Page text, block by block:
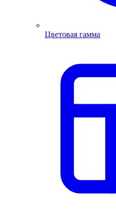
Цветовая гамма